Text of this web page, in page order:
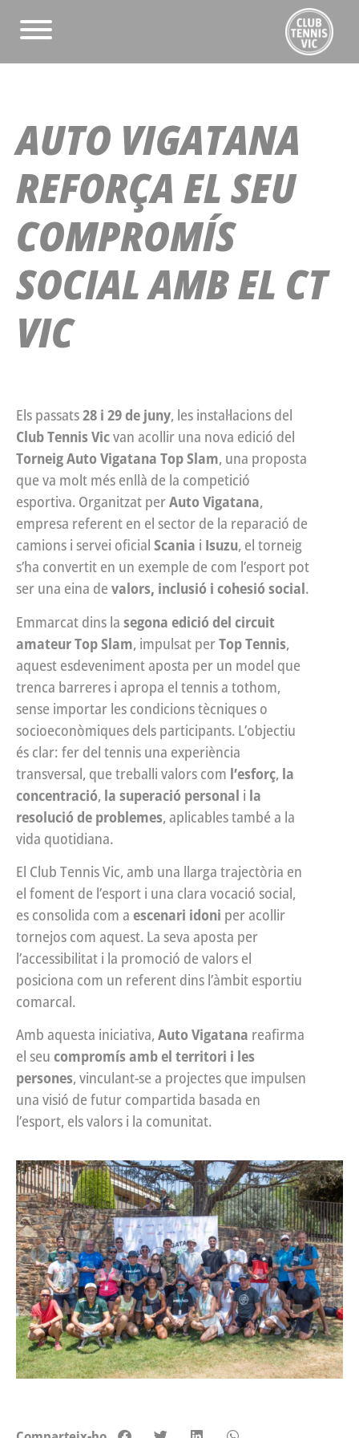
AUTO VIGATANA
REFORÇA EL SEU
COMPROMÍS
SOCIAL AMB EL CT
VIC
Els passats28 i 29 de juny, les instal·lacions del
Club Tennis Vicvan acollir una nova edició del
Torneig Auto Vigatana Top Slam, una proposta
que va molt més enllà de la competició
esportiva. Organitzat perAuto Vigatana,
empresa referent en el sector de la reparació de
camions i servei oficial Scania i Isuzu, el torneig
s’ha convertit en un exemple de com l’esport pot
ser una eina de valors, inclusió i cohesió social.
Emmarcat dins la segona edició del circuit
amateur Top Slam, impulsat perTop Tennis,
aquest esdeveniment aposta per un model que
trenca barreres i apropa el tennis a tothom,
sense importar les condicions tècniques o
socioeconòmiques dels participants. L’objectiu
és clar: fer del tennis una experiència
transversal, que treballi valors com l’esforç, la
concentració, la superació personal i la
resolució de problemes, aplicables també a la
vida quotidiana.
El Club Tennis Vic, amb una llarga trajectòria en
el foment de l’esport i una clara vocació social,
es consolida com a escenari idoni per acollir
tornejos com aquest. La seva aposta per
l’accessibilitat i la promoció de valors el
posiciona com un referent dins l’àmbit esportiu
comarcal.
Amb aquesta iniciativa,Auto Vigatana reafirma
el seu compromís amb el territori i les
persones, vinculant-se a projectes que impulsen
una visió de futur compartida basada en
l’esport, els valors i la comunitat.